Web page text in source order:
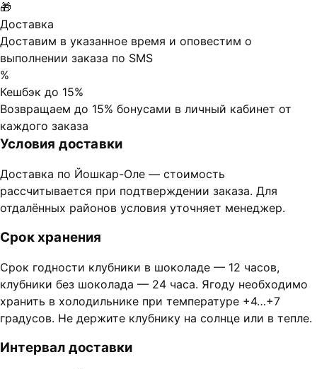
🎁
Доставка
Доставим в указанное время и оповестим о
выполнении заказа по SMS
%
Кешбэк до 15%
Возвращаем до 15% бонусами в личный кабинет от
каждого заказа
Условия доставки
Доставка по Йошкар-Оле — стоимость
рассчитывается при подтверждении заказа. Для
отдалённых районов условия уточняет менеджер.
Срок хранения
Срок годности клубники в шоколаде — 12 часов,
клубники без шоколада — 24 часа. Ягоду необходимо
хранить в холодильнике при температуре +4…+7
градусов. Не держите клубнику на солнце или в тепле.
Интервал доставки